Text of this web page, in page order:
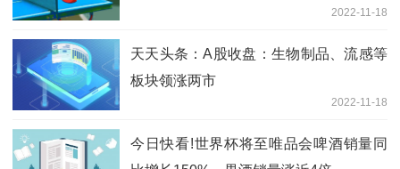
2022-11-18
天天头条：A股收盘：生物制品、流感等
板块领涨两市
2022-11-18
今日快看!世界杯将至唯品会啤酒销量同